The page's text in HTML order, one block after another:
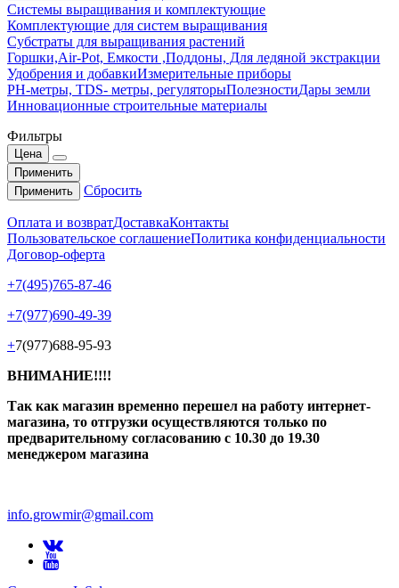
Системы выращивания и комплектующие
Комплектующие для систем выращивания
Субстраты для выращивания растений
Горшки,Air-Pot, Емкости ,Поддоны, Для ледяной экстракции
Удобрения и добавкиИзмерительные приборы
РН-метры, TDS- метры, регуляторыПолезностиДары земли
Инновационные строительные материалы
Фильтры
Цена
Применить
Применить
Сбросить
Оплата и возвратДоставкаКонтакты
Пользовательское соглашениеПолитика конфиденциальности
Договор-оферта
+7(495)765-87-46
+7(977)690-49-39
+7(977)688-95-93
ВНИМАНИЕ!!!!
Так как магазин временно перешел на работу интернет-
магазина, то отгрузки осуществляются только по
предварительному согласованию с 10.30 до 19.30
менеджером магазина
info.growmir@gmail.com